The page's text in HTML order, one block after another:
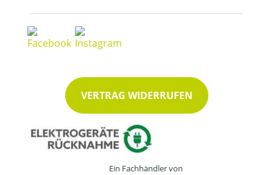
VERTRAG WIDERRUFEN
Ein Fachhändler von